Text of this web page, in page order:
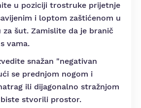
u poziciji trostruke prijetnje
i loptom zaštićenom u
za šut. Zamislite da je branič
vama.
snažan "negativan
se prednjom nogom i
ili dijagonalno stražnjom
stvorili prostor.